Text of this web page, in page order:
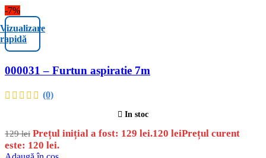
-7%
Vizualizare
rapidă
000031 – Furtun aspiratie 7m
(0)
In stoc
129lei Prețul inițial a fost: 129 lei.120 leiPrețul curent
este: 120 lei.